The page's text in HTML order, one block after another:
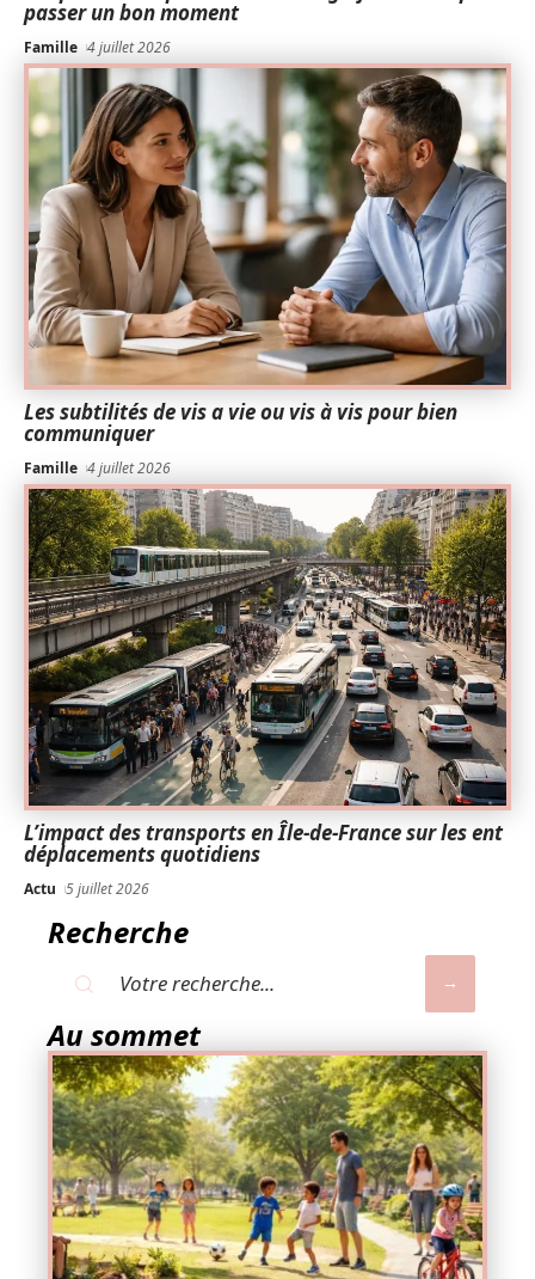
passer un bon moment
Famille 4 juillet 2026
Les subtilités de vis a vie ou vis à vis pour bien
communiquer
Famille 4 juillet 2026
L’impact des transports en Île-de-France sur les ent
déplacements quotidiens
Actu 5 juillet 2026
Recherche
Au sommet